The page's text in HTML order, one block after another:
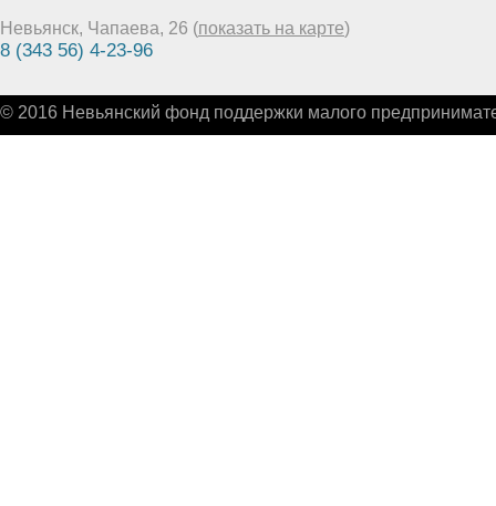
Невьянск, Чапаева, 26 (показать на карте)
8 (343 56) 4-23-96
© 2016 Невьянский фонд поддержки малого